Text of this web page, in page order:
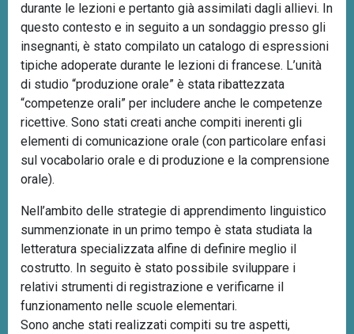
durante le lezioni e pertanto già assimilati dagli allievi. In
questo contesto e in seguito a un sondaggio presso gli
insegnanti, è stato compilato un catalogo di espressioni
tipiche adoperate durante le lezioni di francese. L’unità
di studio “produzione orale” è stata ribattezzata
“competenze orali” per includere anche le competenze
ricettive. Sono stati creati anche compiti inerenti gli
elementi di comunicazione orale (con particolare enfasi
sul vocabolario orale e di produzione e la comprensione
orale).
Nell’ambito delle strategie di apprendimento linguistico
summenzionate in un primo tempo è stata studiata la
letteratura specializzata alfine di definire meglio il
costrutto. In seguito è stato possibile sviluppare i
relativi strumenti di registrazione e verificarne il
funzionamento nelle scuole elementari.
Sono anche stati realizzati compiti su tre aspetti,